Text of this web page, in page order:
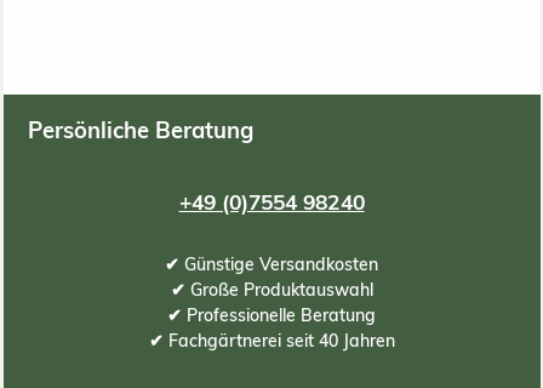
Persönliche Beratung
+49 (0)7554 98240
✔ Günstige Versandkosten
✔ Große Produktauswahl
✔ Professionelle Beratung
✔ Fachgärtnerei seit 40 Jahren